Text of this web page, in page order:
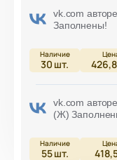
vk.com
Заполнены!
30 шт.
vk.com
(Ж)
55шт.